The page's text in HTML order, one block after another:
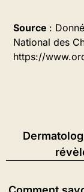
Source :
National des
https://